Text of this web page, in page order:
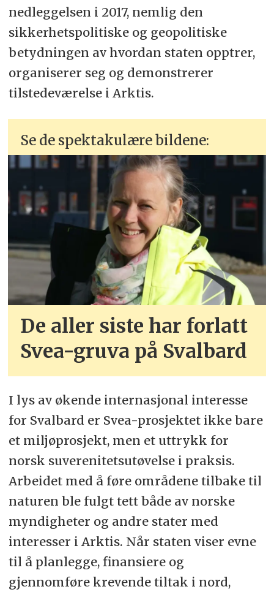
nedleggelsen i 2017, nemlig den
sikkerhetspolitiske og geopolitiske
betydningen av hvordan staten opptrer,
organiserer seg og demonstrerer
tilstedeværelse i Arktis.
Se de spektakulære bildene:
De aller siste har forlatt
Svea-gruva på Svalbard
I lys av økende internasjonal interesse
for Svalbard er Svea-prosjektet ikke bare
et miljøprosjekt, men et uttrykk for
norsk suverenitetsutøvelse i praksis.
Arbeidet med å føre områdene tilbake til
naturen ble fulgt tett både av norske
myndigheter og andre stater med
interesser i Arktis. Når staten viser evne
til å planlegge, finansiere og
gjennomføre krevende tiltak i nord,